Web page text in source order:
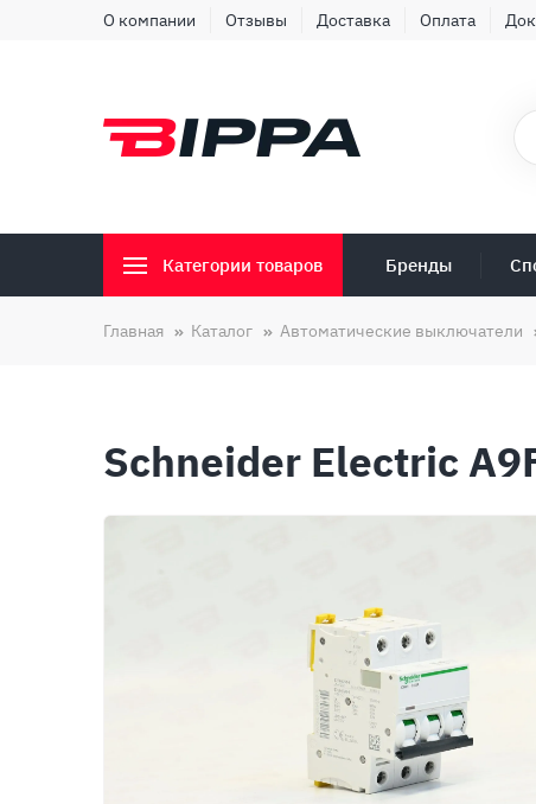
О компании Отзывы Доставка Оплата
Категории товаров Бренды
Главная Каталог Автоматические выключатели
Schneider Electric